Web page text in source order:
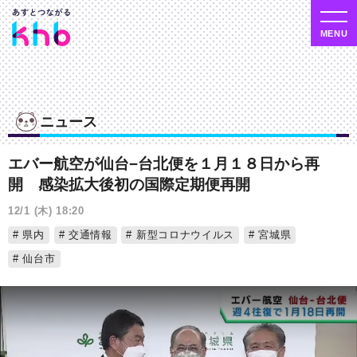
ニュース
エバー航空が仙台−台北便を１月１８日から再
開 感染拡大後初の国際定期便再開
12/1 (木) 18:20
県内
交通情報 新型コロナウイルス
宮城県
仙台市